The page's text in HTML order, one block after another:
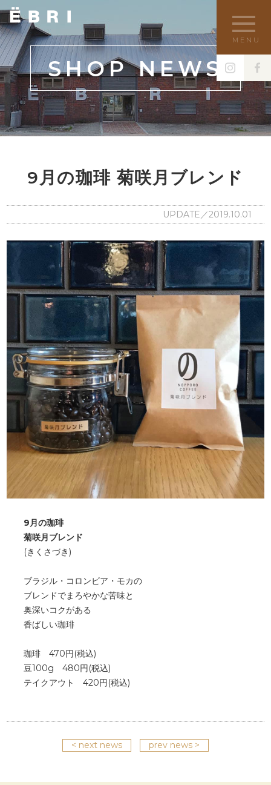
MENU
SHOP NEWS
9月の珈琲 菊咲月ブレンド
UPDATE／2019.10.01
9月の珈琲
菊咲月ブレンド
(きくさづき)
ブラジル・コロンビア・モカの
ブレンドでまろやかな苦味と
奥深いコクがある
香ばしい珈琲
珈琲 470円(税込)
豆100g 480円(税込)
テイクアウト 420円(税込)
< next news prev news >